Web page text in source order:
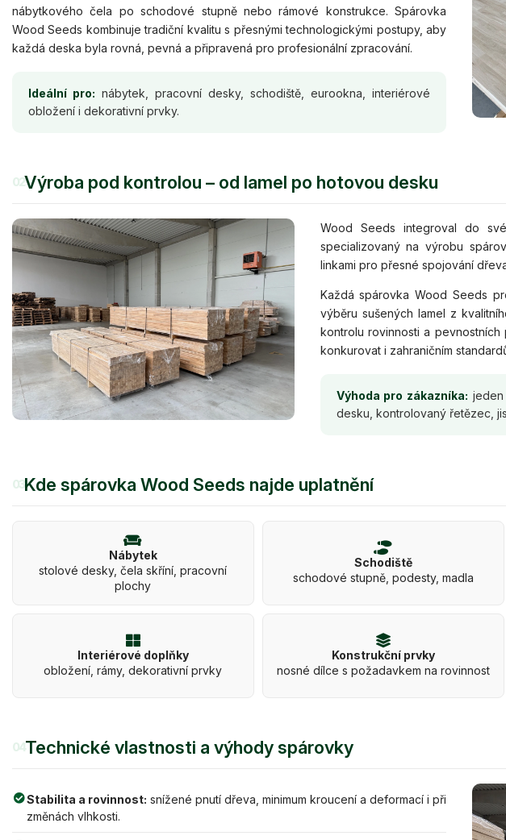
nábytkového čela po schodové stupně nebo rámové konstrukce. Spárovka
Wood Seeds kombinuje tradiční kvalitu s přesnými technologickými postupy, aby
každá deska byla rovná, pevná a připravená pro profesionální zpracování.
Ideální pro: nábytek, pracovní desky, schodiště, eurookna, interiérové
obložení i dekorativní prvky.
02Výroba pod kontrolou – od lamel po hotovou desku
Wood Seeds integroval do
specializovaný na výrobu
linkami pro přesné spojování
Každá spárovka Wood Seeds
výběru sušených lamel z
kontrolu rovinnosti a
konkurovat i zahraničním
Výhoda pro zákazníka:
desku, kontrolovaný řetězec,
03Kde spárovka Wood Seeds najde uplatnění
Nábytek
stolové desky, čela skříní, pracovní
plochy
Schodiště
schodové stupně, podesty, madla
Interiérové doplňky
obložení, rámy, dekorativní prvky
Konstrukční prvky
nosné dílce s požadavkem na rovinnost
04Technické vlastnosti a výhody spárovky
Stabilita a rovinnost: snížené pnutí dřeva, minimum kroucení a deformací i při
změnách vlhkosti.